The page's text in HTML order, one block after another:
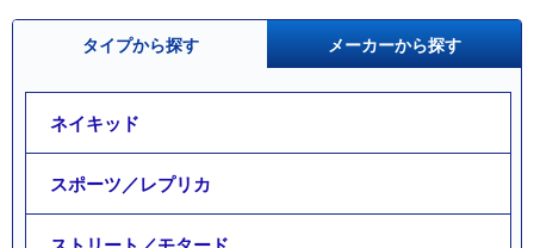
タイプから探す メーカーから探す
ネイキッド
スポーツ／レプリカ